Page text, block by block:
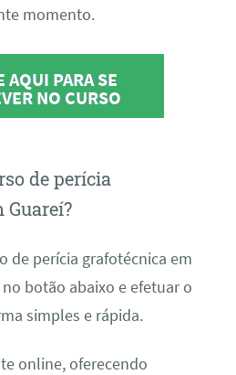
momento.
AQUI PARA SE
NO CURSO
de perícia
Guareí?
de perícia grafotécnica em
botão abaixo e efetuar o
simples e rápida.
online, oferecendo